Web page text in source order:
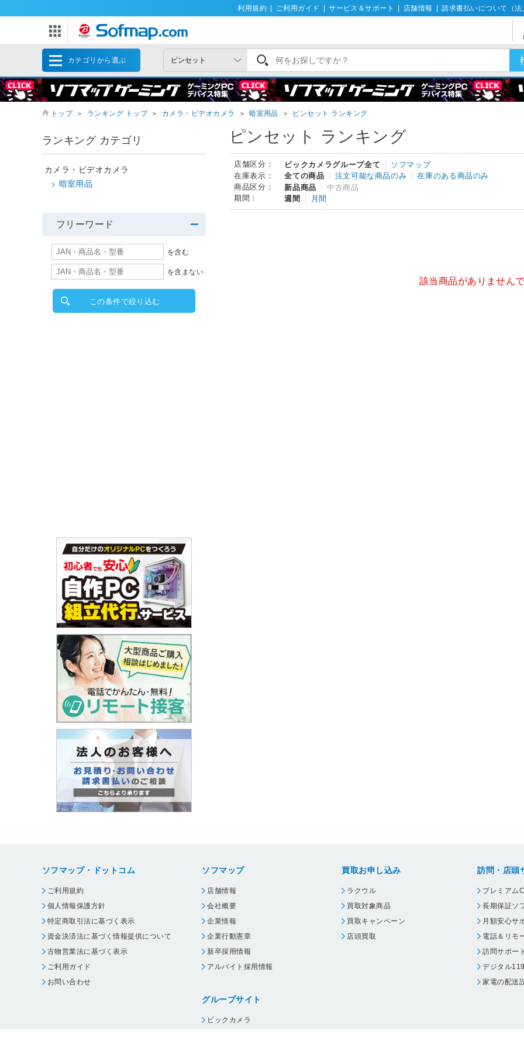
利用規約 ご利用ガイド サービス＆サポート 店舗情報 請求書払いについて（法
カテゴリから選ぶ
トップ ＞ ランキング トップ ＞ カメラ・ビデオカメラ ＞ 暗室用品 ＞ ピンセット ランキング
ピンセット ランキング
店舗区分： ビックカメラグループ全て
ソフマップ
在庫表示：
全ての商品 注文可能な商品のみ
在庫のある商品のみ
商品区分：
新品商品
中古商品
期間：
週間 月間
該当商品がありません
ランキング カテゴリ
カメラ・ビデオカメラ
暗室用品
フリーワード
を含む
を含まない
この条件で絞り込む
ソフマップ・ドットコム
ご利用規約
個人情報保護方針
特定商取引法に基づく表示
資金決済法に基づく情報提供について
古物営業法に基づく表示
ご利用ガイド
お問い合わせ
ソフマップ
店舗情報
会社概要
企業情報
企業行動憲章
新卒採用情報
アルバイト採用情報
グループサイト
ビックカメラ
買取お申し込み
ラクウル
買取対象商品
買取キャンペーン
店頭買取
訪問・店頭
プレミアム
長期保証ソ
月額安心サ
電話＆リモ
訪問サポー
デジタル
家電の配送